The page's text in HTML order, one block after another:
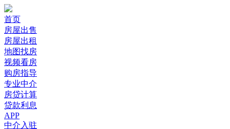
首页
房屋出售
房屋出租
地图找房
视频看房
购房指导
专业中介
房贷计算
贷款利息
APP
中介入驻